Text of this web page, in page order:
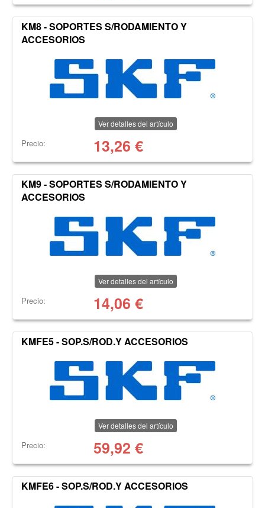
KM8 - SOPORTES S/RODAMIENTO Y
ACCESORIOS
Ver detalles del artículo
Precio: 13,26 €
KM9 - SOPORTES S/RODAMIENTO Y
ACCESORIOS
Ver detalles del artículo
Precio: 14,06 €
KMFE5 - SOP.S/ROD.Y ACCESORIOS
Ver detalles del artículo
Precio: 59,92 €
KMFE6 - SOP.S/ROD.Y ACCESORIOS